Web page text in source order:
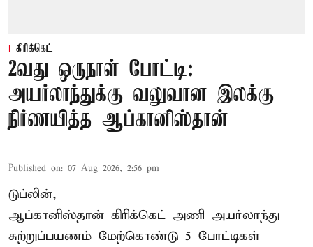
கிரிக்கெட்
2வது ஒருநாள் போட்டி:
அயர்லாந்துக்கு வலுவான இலக்கு
நிர்ணயித்த ஆப்கானிஸ்தான்
Published on: 07 Aug 2026, 2:56 pm
டுப்லின்,
ஆப்கானிஸ்தான் கிரிக்கெட் அணி அயர்லாந்து
சுற்றுப்பயணம் மேற்கொண்டு 5 போட்டிகள்